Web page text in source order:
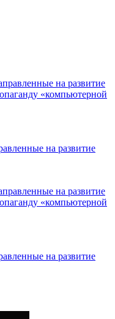
на развитие
на развитие